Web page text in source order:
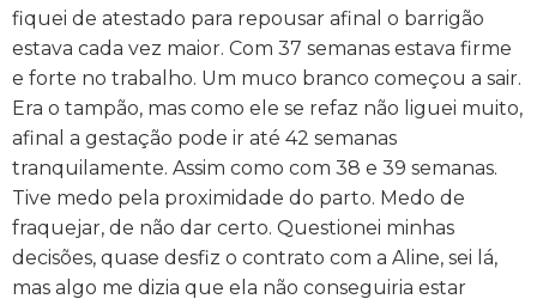
fiquei de atestado para repousar afinal o barrigão
estava cada vez maior. Com 37 semanas estava firme
e forte no trabalho. Um muco branco começou a sair.
Era o tampão, mas como ele se refaz não liguei muito,
afinal a gestação pode ir até 42 semanas
tranquilamente. Assim como com 38 e 39 semanas.
Tive medo pela proximidade do parto. Medo de
fraquejar, de não dar certo. Questionei minhas
decisões, quase desfiz o contrato com a Aline, sei lá,
mas algo me dizia que ela não conseguiria estar